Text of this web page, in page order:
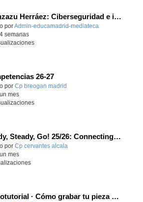
Aránzazu Herráez: Ciberseguridad e innovación: Protegiendo y transformando la vida digital
porAdmin-educamadrid-mediateca
semanas
26-27- Contenido educativo
educativo.
por Cp breogan madrid
mes
Ready, Steady, Go! 25/26: Connecting Cultures, Learning English
educativo.
por Cp cervantes alcala
mes
Videotutorial · Cómo grabar tu pieza sonora · Radio Jarales